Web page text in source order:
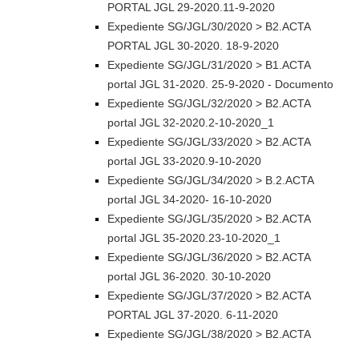
PORTAL JGL 29-2020.11-9-2020
Expediente SG/JGL/30/2020 > B2.ACTA
PORTAL JGL 30-2020. 18-9-2020
Expediente SG/JGL/31/2020 > B1.ACTA
portal JGL 31-2020. 25-9-2020 - Documento
Expediente SG/JGL/32/2020 > B2.ACTA
portal JGL 32-2020.2-10-2020_1
Expediente SG/JGL/33/2020 > B2.ACTA
portal JGL 33-2020.9-10-2020
Expediente SG/JGL/34/2020 > B.2.ACTA
portal JGL 34-2020- 16-10-2020
Expediente SG/JGL/35/2020 > B2.ACTA
portal JGL 35-2020.23-10-2020_1
Expediente SG/JGL/36/2020 > B2.ACTA
portal JGL 36-2020. 30-10-2020
Expediente SG/JGL/37/2020 > B2.ACTA
PORTAL JGL 37-2020. 6-11-2020
Expediente SG/JGL/38/2020 > B2.ACTA